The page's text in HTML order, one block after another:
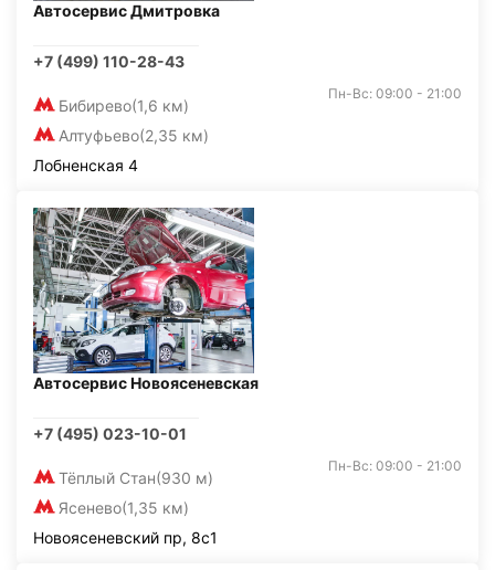
Автосервис Дмитровка
+7 (499) 110-28-43
Бибирево(1,6 км)
Алтуфьево(2,35 км)
Пн-Вс: 09:00 - 21:00
Лобненская 4
Автосервис Новоясеневская
+7 (495) 023-10-01
Тёплый Стан(930 м)
Ясенево(1,35 км)
Пн-Вс: 09:00 - 21:00
Новоясеневский пр, 8с1